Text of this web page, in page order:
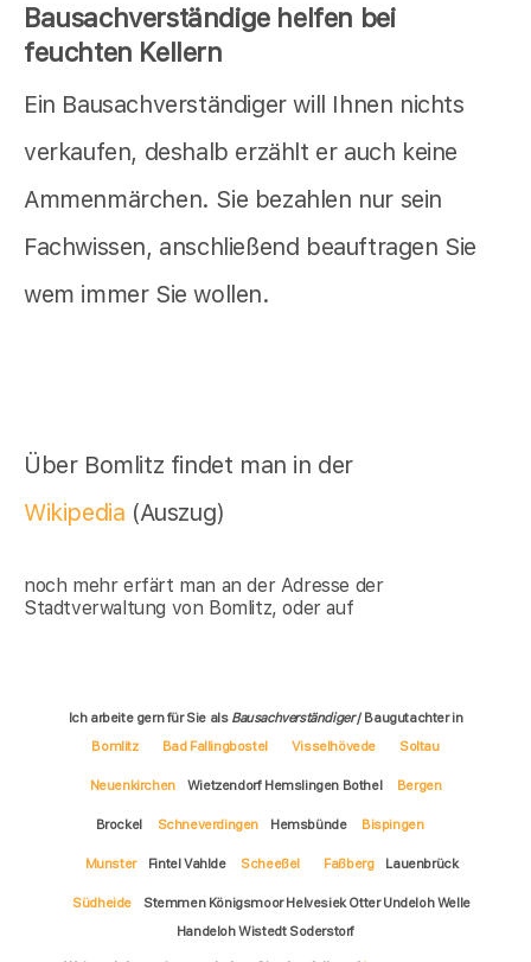
Bausachverständige helfen bei
feuchten Kellern
Ein Bausachverständiger will Ihnen nichts
verkaufen, deshalb erzählt er auch keine
Ammenmärchen. Sie bezahlen nur sein
Fachwissen, anschließend beauftragen Sie
wem immer Sie wollen.
Über Bomlitz findet man in der
Wikipedia (Auszug)
noch mehr erfärt man an der Adresse der
Stadtverwaltung von Bomlitz, oder auf
Ich arbeite gern für Sie als Bausachverständiger/ Baugutachter in
Bomlitz
Bad Fallingbostel Visselhövede Soltau
Neuenkirchen Wietzendorf Hemslingen Bothel Bergen
Brockel Schneverdingen Hemsbünde Bispingen
Munster Fintel Vahlde Scheeßel Faßberg Lauenbrück
Südheide
Stemmen Königsmoor Helvesiek Otter Undeloh Welle
Handeloh Wistedt Soderstorf